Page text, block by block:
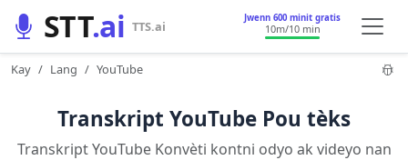
STT.ai TTS.ai Jwenn 600 minit gratis
10m/10 min
Kay Lang YouTube
Transkript YouTube Pou tèks
Transkript YouTube Konvèti kontni odyo ak videyo nan